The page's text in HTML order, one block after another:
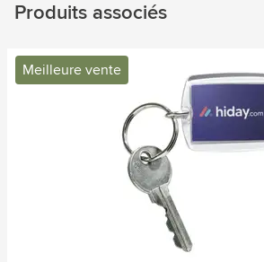
Produits associés
Meilleure vente